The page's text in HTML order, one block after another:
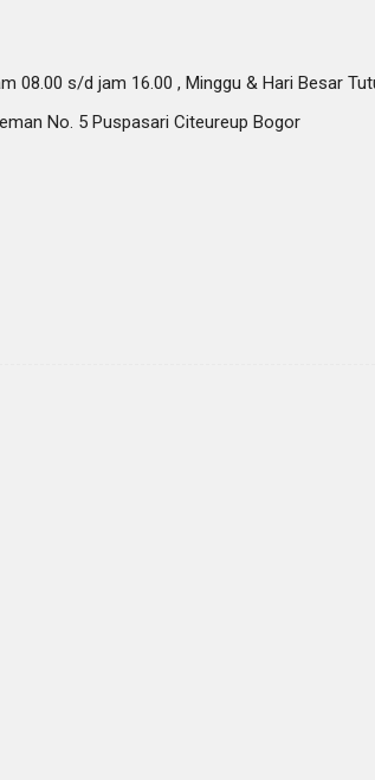
08.00 s/d jam 16.00 , Minggu & Hari Besar
No. 5 Puspasari Citeureup Bogor